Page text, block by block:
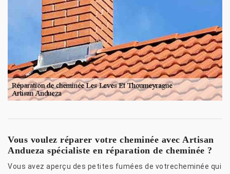
Vous voulez réparer votre cheminée avec Artisan
Andueza spécialiste en réparation de cheminée ?
Vous avez aperçu des petites fumées de votrecheminée qui